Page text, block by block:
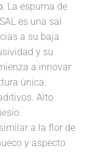
La espuma de
es una sal
a su baja
y su
a innovar
única.
Alto
a la flor de
y aspecto